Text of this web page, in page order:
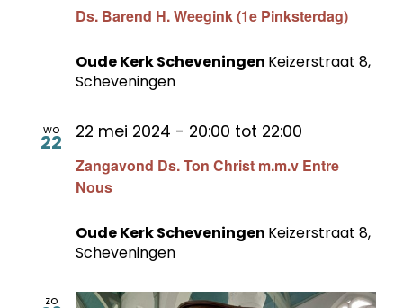
Ds. Barend H. Weegink (1e Pinksterdag)
Oude Kerk Scheveningen Keizerstraat 8,
Scheveningen
wo
22
Zangavond Ds. Ton Christ m.m.v Entre
Nous
22 mei 2024 - 20:00 tot 22:00
Oude Kerk Scheveningen Keizerstraat 8,
Scheveningen
zo